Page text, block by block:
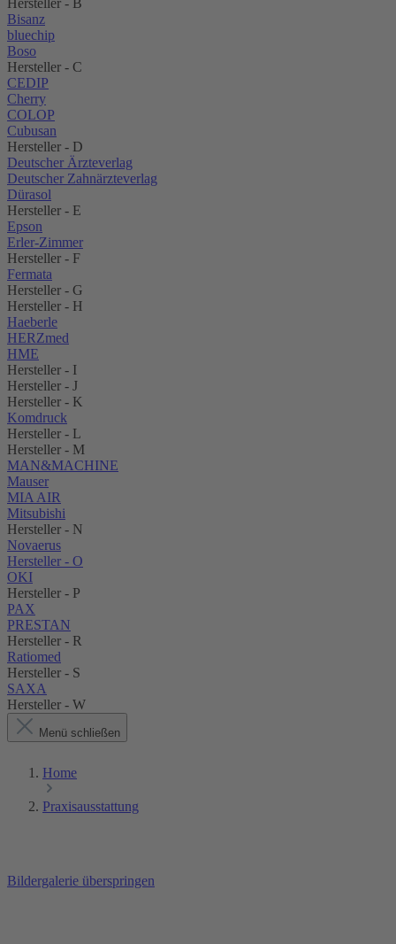
Hersteller - B
Bisanz
bluechip
Boso
Hersteller - C
CEDIP
Cherry
COLOP
Cubusan
Hersteller - D
Deutscher Ärzteverlag
Deutscher Zahnärzteverlag
Dürasol
Hersteller - E
Epson
Erler-Zimmer
Hersteller - F
Fermata
Hersteller - G
Hersteller - H
Haeberle
HERZmed
HME
Hersteller - I
Hersteller - J
Hersteller - K
Komdruck
Hersteller - L
Hersteller - M
MAN&MACHINE
Mauser
MIA AIR
Mitsubishi
Hersteller - N
Novaerus
Hersteller - O
OKI
Hersteller - P
PAX
PRESTAN
Hersteller - R
Ratiomed
Hersteller - S
SAXA
Hersteller - W
Menü schließen
Home
Praxisausstattung
Bildergalerie überspringen